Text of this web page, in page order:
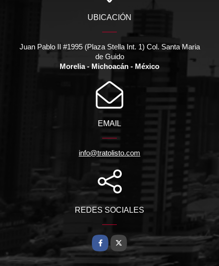
UBICACIÓN
Juan Pablo II #1995 (Plaza Stella Int. 1) Col. Santa Maria
de Guido
Morelia - Michoacán - México
EMAIL
info@tratolisto.com
REDES SOCIALES
Facebook
X